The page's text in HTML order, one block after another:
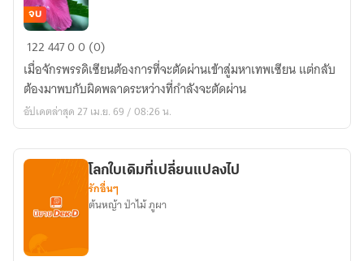
ครั้ง
ใน
ยุค
90
(จบ)
จักรพรรดิ
เซียน
ที่รัก
จบ
12244700 (0)
เมื่อจักรพรรดิเซียนต้องการที่จะตัดผ่านเข้าสู่มหาเทพเซียน แต่กลับ
ต้องมาพบกับผิดพลาดระหว่างที่กำลังจะตัดผ่าน
อัปเดตล่าสุด 27 เม.ย. 69 / 08:26 น.
โลกใบเดิมที่เปลี่ยนแปลงไป
รักอื่นๆ
ต้นหญ้า ป่าไม้ ภูผา